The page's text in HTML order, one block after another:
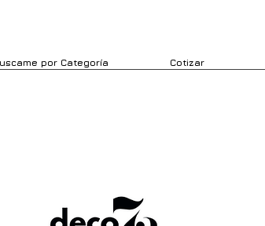
por Categoría Cotizar